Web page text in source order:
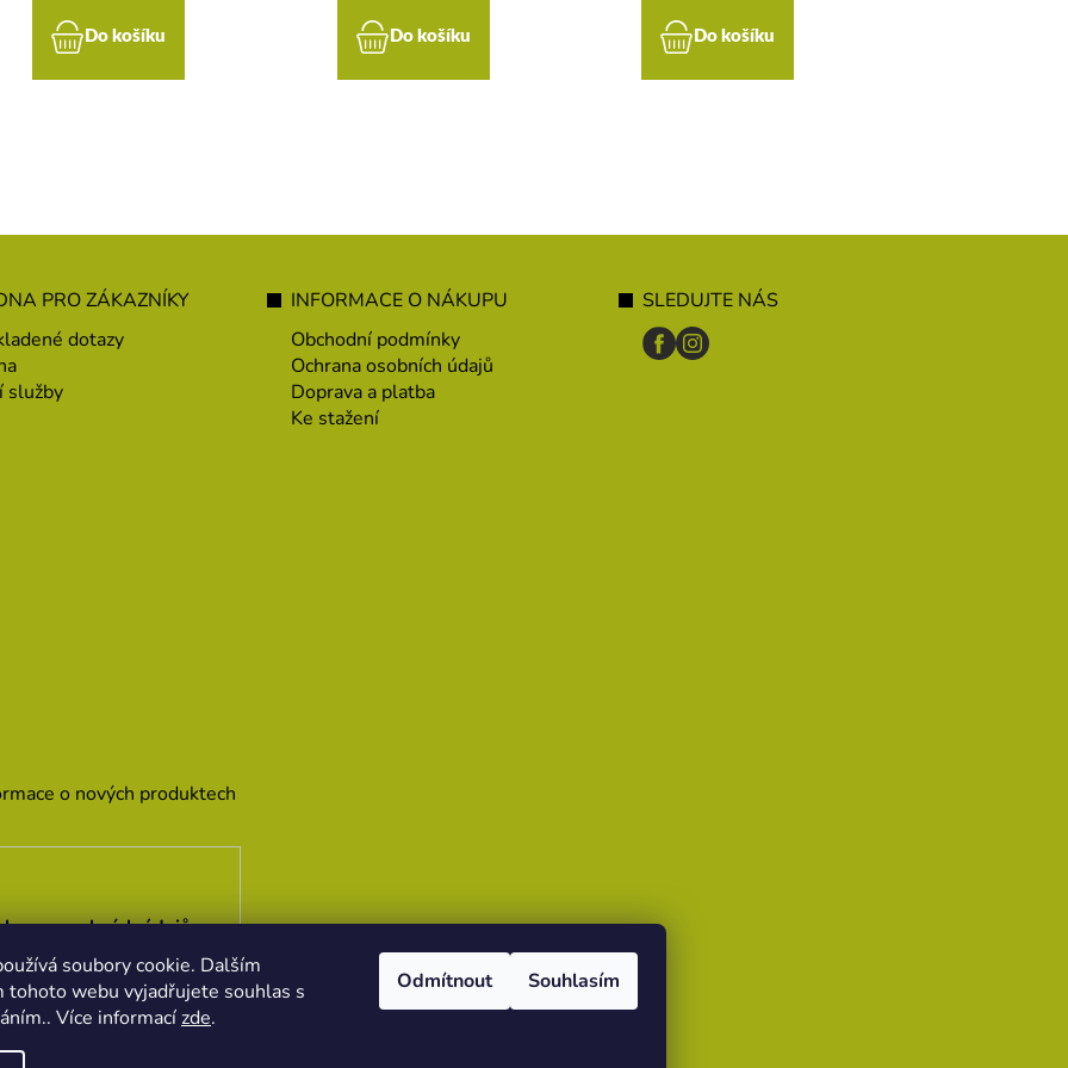
soubory cookie. Dalším
tohoto webu vyjadřujete souhlas s
Více informacízde.
Odmítnout Souhlasím
Do košíku Do košíku Do košíku
PRO ZÁKAZNÍKY
dotazy
služby
INFORMACE O NÁKUPU
Obchodní podmínky
Ochrana osobních údajů
Doprava a platba
Ke stažení
SLEDUJTE NÁS
o nových produktech
osobních údajů